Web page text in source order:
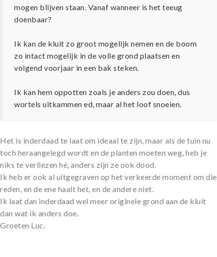
mogen blijven staan. Vanaf wanneer is het teeug
doenbaar?
Ik kan de kluit zo groot mogelijk nemen en de boom
zo intact mogelijk in de volle grond plaatsen en
volgend voorjaar in een bak steken.
Ik kan hem oppotten zoals je anders zou doen, dus
wortels uitkammen ed, maar al het loof snoeien.
Het is inderdaad te laat om ideaal te zijn, maar als de tuin nu
toch heraangelegd wordt en de planten moeten weg, heb je
niks te verliezen hé, anders zijn ze ook dood.
Ik heb er ook al uitgegraven op het verkeerde moment om die
reden, en de ene haalt het, en de andere niet.
Ik laat dan inderdaad wel meer originele grond aan de kluit
dan wat ik anders doe.
Groeten Luc.